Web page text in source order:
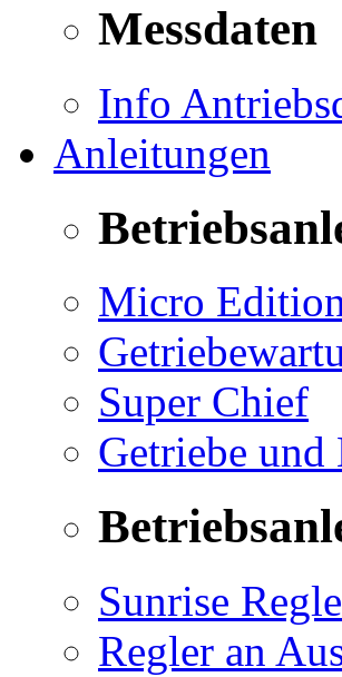
Messdaten
Info
Anleitungen
Micro
Super Chief
Getriebe
Sunrise
Regler an